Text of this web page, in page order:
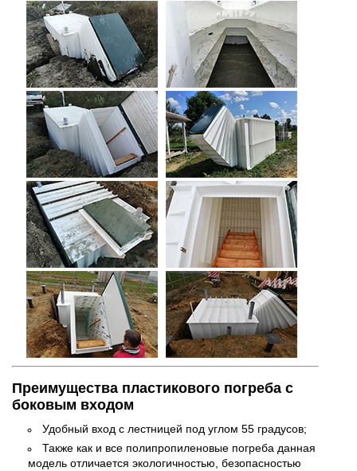
Преимущества пластикового погреба с
боковым входом
Удобный вход с лестницей под углом 55 градусов;
Также как и все полипропиленовые погреба данная
модель отличается экологичностью, безопасностью